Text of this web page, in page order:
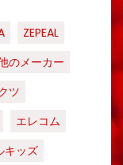
ZEPEAL
のメーカー
ツ
エレコム
キッズ